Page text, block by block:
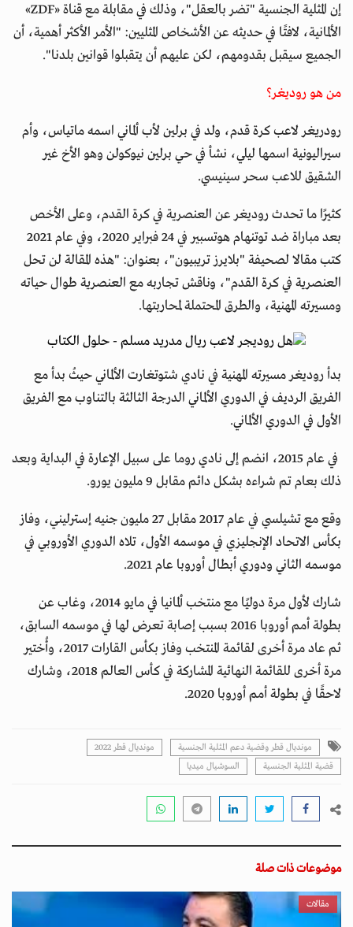
إن المثلية الجنسية "تضر بالعقل"، وذلك في مقابلة مع قناة «ZDF»
الألمانية، لافتًا في حديثه عن الأشخاص المثليين: "الأمر الأكثر أهمية، أن
الجميع سيقبل بقدومهم، لكن عليهم أن يتقبلوا قوانين بلدنا".
من هو روديغر؟
رودريغر لاعب كرة قدم، ولد في برلين لأب ألماني اسمه ماتياس، وأم
سيراليونية اسمها ليلي، نشأ في حي برلين نيوكولن وهو الأخ غير
الشقيق للاعب سحر سينيسي.
كثيرًا ما تحدث روديغر عن العنصرية في كرة القدم، وعلى الأخص
بعد مباراة ضد توتنهام هوتسبير في 24 فبراير 2020، وفي عام 2021
كتب مقالا لصحيفة "بلايرز تريبيون"، بعنوان: "هذه المقالة لن تحل
العنصرية في كرة القدم"، وناقش تجاربه مع العنصرية طوال حياته
ومسيرته المهنية، والطرق المحتملة لمحاربتها.
بدأ روديغر مسيرته المهنية في نادي شتوتغارت الألماني حيثُ بدأ مع
الفريق الرديف في الدوري الألماني الدرجة الثالثة بالتناوب مع الفريق
الأول في الدوري الألماني.
في عام 2015، انضم إلى نادي روما على سبيل الإعارة في البداية وبعد
ذلك بعام تم شراءه بشكل دائم مقابل 9 مليون يورو.
وقع مع تشيلسي في عام 2017 مقابل 27 مليون جنيه إسترليني، وفاز
بكأس الاتحاد الإنجليزي في موسمه الأول، تلاه الدوري الأوروبي في
موسمه الثاني ودوري أبطال أوروبا عام 2021.
شارك لأول مرة دوليًا مع منتخب ألمانيا في مايو 2014، وغاب عن
بطولة أمم أوروبا 2016 بسبب إصابة تعرض لها في موسمه السابق،
ثم عاد مرة أخرى لقائمة المنتخب وفاز بكأس القارات 2017، وأُختير
مرة أخرى للقائمة النهائية المشاركة في كأس العالم 2018، وشارك
لاحقًا في بطولة أمم أوروبا 2020.
مونديال قطر وقضية دعم المثلية الجنسية
مونديال قطر 2022
قضية المثلية الجنسية
السوشيال ميديا
موضوعات ذات صلة
مقالات